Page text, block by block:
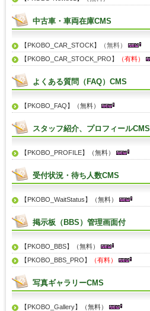
中古車・車両在庫CMS
【PKOBO_CAR_STOCK】
（無料）
【PKOBO_CAR_STOCK_PRO】
（有料）
よくある質問（FAQ）CMS
【PKOBO_FAQ】（無料）
スタッフ紹介、プロフィールCMS
【PKOBO_PROFILE】（無料）
受付状況・待ち人数CMS
【PKOBO_WaitStatus】（無料）
掲示板（BBS）管理画面付
【PKOBO_BBS】（無料）
【PKOBO_BBS_PRO】
（有料）
写真ギャラリーCMS
【PKOBO_Gallery】（無料）